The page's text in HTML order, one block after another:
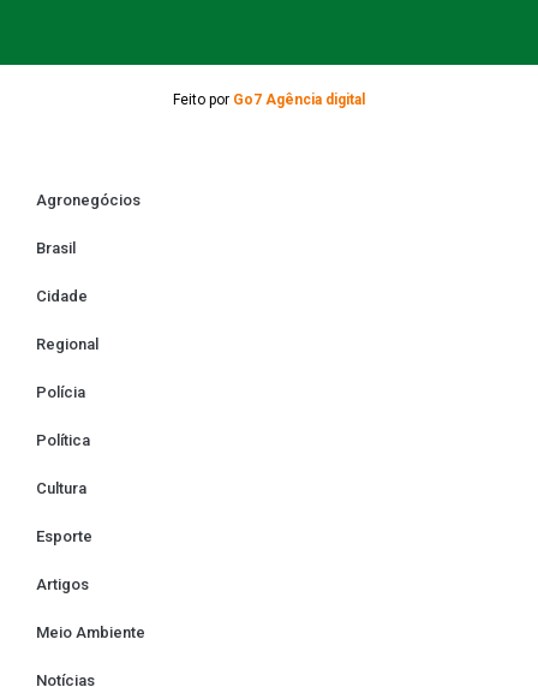
Feito por Go7 Agência digital
Agronegócios
Brasil
Cidade
Regional
Polícia
Política
Cultura
Esporte
Artigos
Meio Ambiente
Notícias